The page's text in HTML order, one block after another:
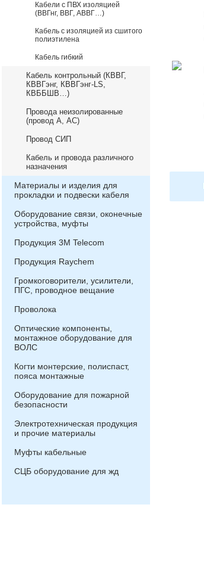
Кабели с ПВХ изоляцией
(ВВГнг, ВВГ, АВВГ…)
Кабель с изоляцией из сшитого
полиэтилена
Кабель гибкий
Кабель контрольный (КВВГ,
КВВГэнг, КВВГэнг-LS,
КВББШВ…)
Провода неизолированные
(провод А, АС)
Провод СИП
Кабель и провода различного
назначения
Материалы и изделия для
прокладки и подвески кабеля
Оборудование связи, оконечные
устройства, муфты
Продукция 3М Telecom
Продукция Raychem
Громкоговорители, усилители,
ПГС, проводное вещание
Проволока
Оптические компоненты,
монтажное оборудование для
ВОЛС
Когти монтерские, полиспаст,
пояса монтажные
Оборудование для пожарной
безопасности
Электротехническая продукция
и прочие материалы
Муфты кабельные
СЦБ оборудование для жд